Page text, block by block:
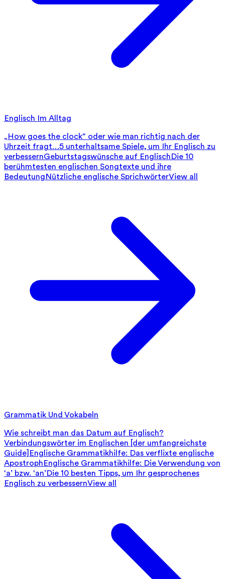
Englisch Im Alltag
„How goes the clock“ oder wie man richtig nach der
Uhrzeit fragt…5 unterhaltsame Spiele, um Ihr Englisch zu
verbessernGeburtstagswünsche auf EnglischDie 10
berühmtesten englischen Songtexte und ihre
BedeutungNützliche englische SprichwörterView all
Grammatik Und Vokabeln
Wie schreibt man das Datum auf Englisch?
Verbindungswörter im Englischen [der umfangreichste
Guide] Englische Grammatikhilfe: Das verflixte englische
ApostrophEnglische Grammatikhilfe: Die Verwendung von
‘a’ bzw. ‘an’Die 10 besten Tipps, um Ihr gesprochenes
Englisch zu verbessernView all